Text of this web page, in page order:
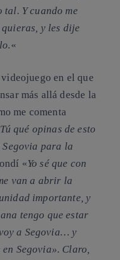
tal. Y cuando me
y les dije
«
en el que
más allá desde la
me comenta
qué opinas de esto
para la
«Yo sé que con
van a abrir la
importante, y
tengo que estar
a Segovia… y
Segovia». Claro,